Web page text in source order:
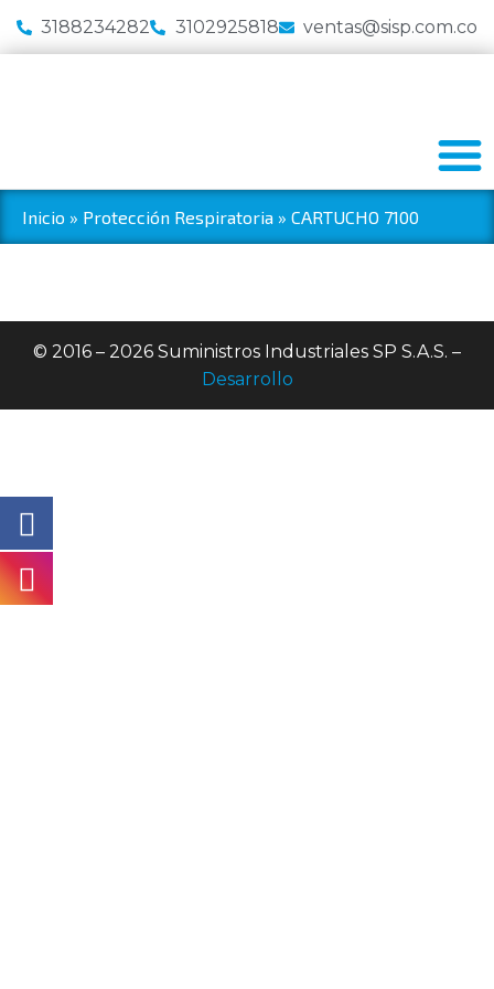
3188234282 3102925818 ventas@sisp.com.co
Inicio » Protección Respiratoria » CARTUCHO 7100
© 2016 – 2026 Suministros Industriales SP S.A.S. –
Desarrollo